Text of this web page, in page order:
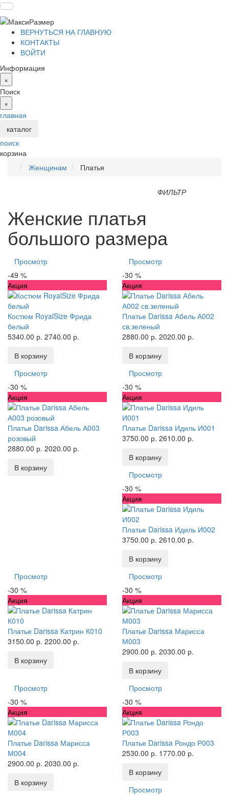
ВЕРНУТЬСЯ НА ГЛАВНУЮ
КОНТАКТЫ
ВОЙТИ
Информация
×
Поиск
×
главная
каталог
поиск
корзина
Женщинам
Платья
ФИЛЬТР
Женские платья
большого размера
Просмотр
-49 %
Акция
Костюм RoyalSize Фрида
белый
5340.00 р. 2740.00 р.
В корзину
Просмотр
-30 %
Акция
Платье Darissa Абель А002
св.зеленый
2880.00 р. 2020.00 р.
В корзину
Просмотр
-30 %
Акция
Платье Darissa Абель А003
розовый
2880.00 р. 2020.00 р.
В корзину
Просмотр
-30 %
Акция
Платье Darissa Идиль И001
3750.00 р. 2610.00 р.
В корзину
Просмотр
-30 %
Акция
Платье Darissa Идиль И002
3750.00 р. 2610.00 р.
В корзину
Просмотр
-30 %
Акция
Платье Darissa Катрин К010
3150.00 р. 2200.00 р.
В корзину
Просмотр
-30 %
Акция
Платье Darissa Марисса
М003
2900.00 р. 2030.00 р.
В корзину
Просмотр
-30 %
Акция
Платье Darissa Марисса
М004
2900.00 р. 2030.00 р.
В корзину
Просмотр
-30 %
Акция
Платье Darissa Рондо Р003
2530.00 р. 1770.00 р.
В корзину
Просмотр